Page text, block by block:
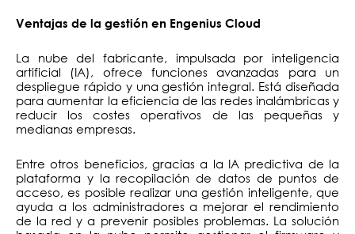
Ventajas de la gestión en Engenius Cloud
La nube del fabricante, impulsada por inteligencia
artificial (IA), ofrece funciones avanzadas para un
despliegue rápido y una gestión integral. Está diseñada
para aumentar la eficiencia de las redes inalámbricas y
reducir los costes operativos de las pequeñas y
medianas empresas.
Entre otros beneficios, gracias a la IA predictiva de la
plataforma y la recopilación de datos de puntos de
acceso, es posible realizar una gestión inteligente, que
ayuda a los administradores a mejorar el rendimiento
de la red y a prevenir posibles problemas. La solución